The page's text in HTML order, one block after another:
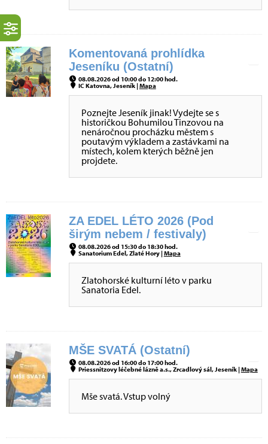
Komentovaná prohlídka
Jeseníku (Ostatní)
08.08.2026 od 10:00 do 12:00 hod.
IC Katovna, Jeseník |Mapa
Poznejte Jeseník jinak! Vydejte se s
historičkou Bohumilou Tinzovou na
nenáročnou procházku městem s
poutavým výkladem a zastávkami na
místech, kolem kterých běžně jen
projdete.
ZA EDEL LÉTO 2026 (Pod
širým nebem / festivaly)
08.08.2026 od 15:30 do 18:30 hod.
Sanatorium Edel, Zlaté Hory |Mapa
Zlatohorské kulturní léto v parku
Sanatoria Edel.
MŠE SVATÁ (Ostatní)
08.08.2026 od 16:00 do 17:00 hod.
Priessnitzovy léčebné lázně a.s., Zrcadlový sál, Jeseník |Mapa
Mše svatá. Vstup volný